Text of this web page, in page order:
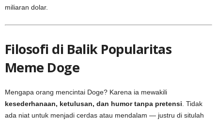
miliaran dolar.
Filosofi di Balik Popularitas
Meme Doge
Mengapa orang mencintai Doge? Karena ia mewakili
kesederhanaan, ketulusan, dan humor tanpa pretensi . Tidak
ada niat untuk menjadi cerdas atau mendalam — justru di situlah